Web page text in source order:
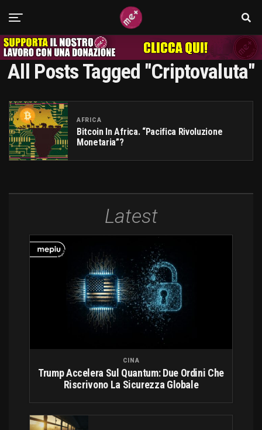
All Posts Tagged "criptovaluta"
AFRICA
Bitcoin In Africa. “pacifica Rivoluzione
Monetaria”?
Latest
CINA
Trump Accelera Sul Quantum: Due Ordini Che
Riscrivono La Sicurezza Globale